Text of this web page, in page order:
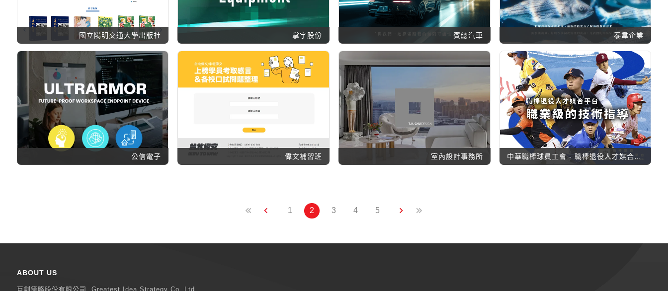
國立陽明交通大學出版社 掌宇股份 賓總汽車 泰韋企業
公信電子 偉文補習班 室內設計事務所
1 2 3 4 5
ABOUT US
巨創策略股份有限公司 Greatest Idea Strategy Co.,Ltd